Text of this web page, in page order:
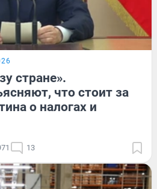
стране».
что стоит за
о налогах и
13